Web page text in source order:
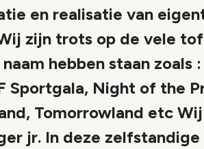
en realisatie van
zijn trots op de vele
hebben staan zoals :
Sportgala, Night of the
Tomorrowland etc
jr. In deze